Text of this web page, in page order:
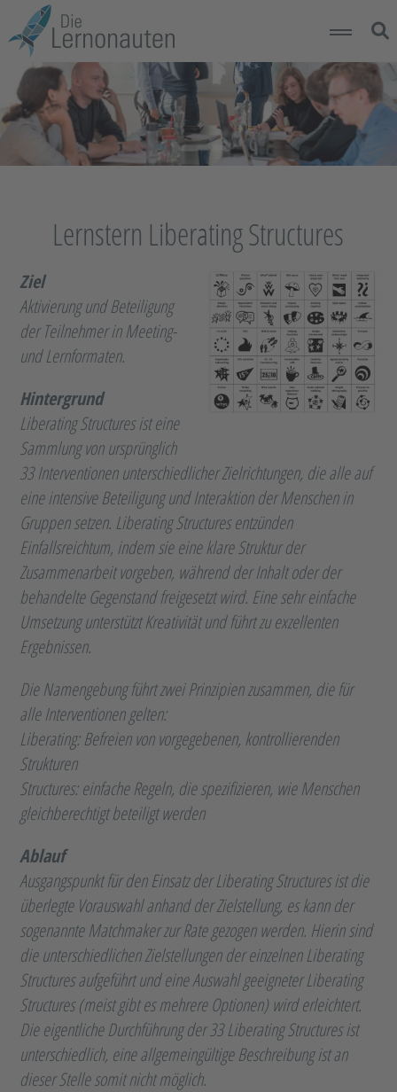
Über die Lernonauten
Lernplaneten
Lernstern Liberating Structures
Ziel
Aktivierung und Beteiligung
der Teilnehmer in Meeting-
und Lernformaten.
Hintergrund
Liberating Structures ist eine
Sammlung von ursprünglich
33 Interventionen unterschiedlicher Zielrichtungen, die alle auf
eine intensive Beteiligung und Interaktion der Menschen in
Gruppen setzen. Liberating Structures entzünden
Einfallsreichtum, indem sie eine klare Struktur der
Zusammenarbeit vorgeben, während der Inhalt oder der
behandelte Gegenstand freigesetzt wird. Eine sehr einfache
Umsetzung unterstützt Kreativität und führt zu exzellenten
Ergebnissen.
Die Namengebung führt zwei Prinzipien zusammen, die für
alle Interventionen gelten:
Liberating: Befreien von vorgegebenen, kontrollierenden
Strukturen
Structures: einfache Regeln, die spezifizieren, wie Menschen
gleichberechtigt beteiligt werden
Ablauf
Ausgangspunkt für den Einsatz der Liberating Structures ist die
überlegte Vorauswahl anhand der Zielstellung, es kann der
sogenannte Matchmaker zur Rate gezogen werden. Hierin sind
die unterschiedlichen Zielstellungen der einzelnen Liberating
Structures aufgeführt und eine Auswahl geeigneter Liberating
Structures (meist gibt es mehrere Optionen) wird erleichtert.
Die eigentliche Durchführung der 33 Liberating Structures ist
unterschiedlich, eine allgemeingültige Beschreibung ist an
dieser Stelle somit nicht möglich.